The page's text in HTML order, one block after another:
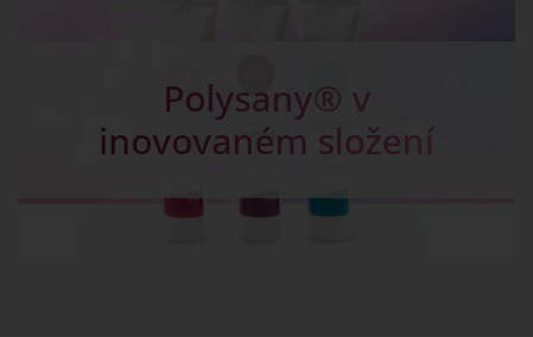
Kapky na žlučník -
Chalosal pro dobré
trávení